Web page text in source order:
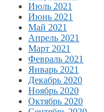
Июль 2021
Июнь 2021
Май 2021
Апрель 2021
Март 2021
Февраль 2021
Январь 2021
Декабрь 2020
Ноябрь 2020
Октябрь 2020